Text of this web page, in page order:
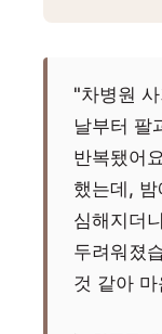
"차병원
날부터 팔
반복됐어
했는데,
심해지더
두려워졌
것 같아